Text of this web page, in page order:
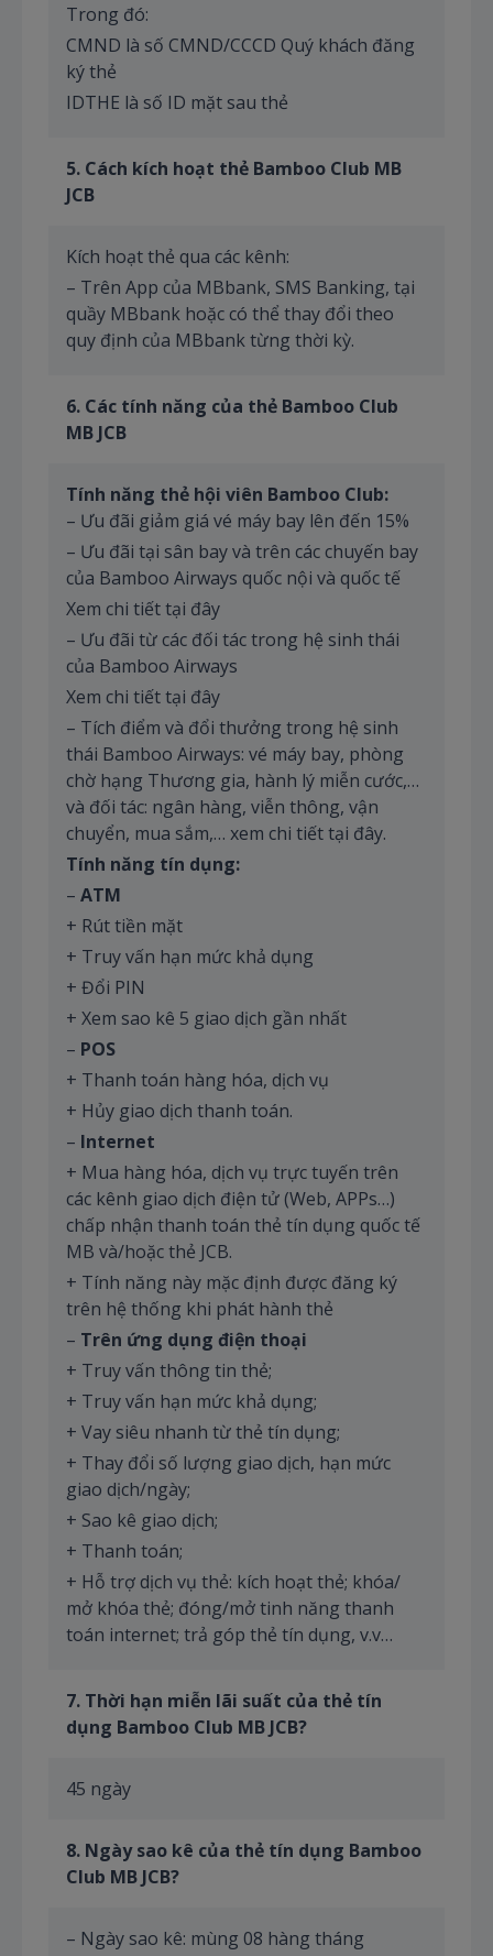
Trong đó:
CMND là số CMND/CCCD Quý khách đăng
ký thẻ
IDTHE là số ID mặt sau thẻ
5. Cách kích hoạt thẻ Bamboo Club MB
JCB
Kích hoạt thẻ qua các kênh:
– Trên App của MBbank, SMS Banking, tại
quầy MBbank hoặc có thể thay đổi theo
quy định của MBbank từng thời kỳ.
6. Các tính năng của thẻ Bamboo Club
MB JCB
Tính năng thẻ hội viên Bamboo Club:
– Ưu đãi giảm giá vé máy bay lên đến 15%
– Ưu đãi tại sân bay và trên các chuyến bay
của Bamboo Airways quốc nội và quốc tế
Xem chi tiết tại đây
– Ưu đãi từ các đối tác trong hệ sinh thái
của Bamboo Airways
Xem chi tiết tại đây
– Tích điểm và đổi thưởng trong hệ sinh
thái Bamboo Airways: vé máy bay, phòng
chờ hạng Thương gia, hành lý miễn cước,…
và đối tác: ngân hàng, viễn thông, vận
chuyển, mua sắm,… xem chi tiết tại đây.
Tính năng tín dụng:
– ATM
+ Rút tiền mặt
+ Truy vấn hạn mức khả dụng
+ Đổi PIN
+ Xem sao kê 5 giao dịch gần nhất
– POS
+ Thanh toán hàng hóa, dịch vụ
+ Hủy giao dịch thanh toán.
– Internet
+ Mua hàng hóa, dịch vụ trực tuyến trên
các kênh giao dịch điện tử (Web, APPs…)
chấp nhận thanh toán thẻ tín dụng quốc tế
MB và/hoặc thẻ JCB.
+ Tính năng này mặc định được đăng ký
trên hệ thống khi phát hành thẻ
– Trên ứng dụng điện thoại
+ Truy vấn thông tin thẻ;
+ Truy vấn hạn mức khả dụng;
+ Vay siêu nhanh từ thẻ tín dụng;
+ Thay đổi số lượng giao dịch, hạn mức
giao dịch/ngày;
+ Sao kê giao dịch;
+ Thanh toán;
+ Hỗ trợ dịch vụ thẻ: kích hoạt thẻ; khóa/
mở khóa thẻ; đóng/mở tinh năng thanh
toán internet; trả góp thẻ tín dụng, v.v…
7. Thời hạn miễn lãi suất của thẻ tín
dụng Bamboo Club MB JCB?
45 ngày
8. Ngày sao kê của thẻ tín dụng Bamboo
Club MB JCB?
– Ngày sao kê: mùng 08 hàng tháng